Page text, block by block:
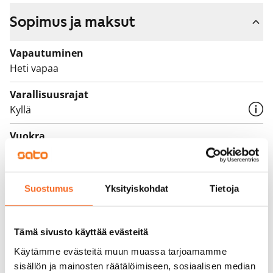
Suostumus Yksityiskohdat Tietoja
Tämä sivusto käyttää evästeitä
Käytämme evästeitä muun muassa tarjoamamme
sisällön ja mainosten räätälöimiseen, sosiaalisen median
Sopimus ja maksut
Vapautuminen
Heti vapaa
Varallisuusrajat
Kyllä
Vuokra
1 089 €/kk
Vuokravakuus
Toistaiseksi voimassa oleva, minimi asumisaika
12 kk